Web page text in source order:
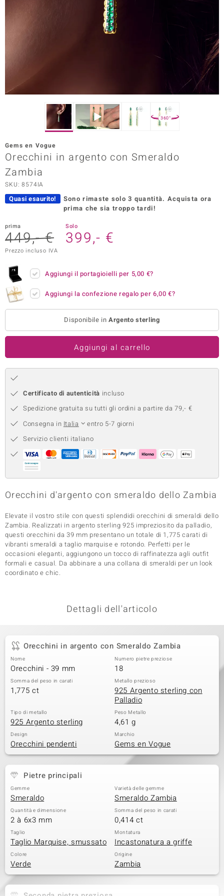
SELECTION
Paraíso
del Boss
Collection
Classics
360°
Gems en Vogue
Orecchini in argento con Smeraldo
Zambia
SKU: 8574IA
Quasi esaurito! Sono rimaste solo 3 quantità. Acquista ora
prima che sia troppo tardi!
prima
449,- €
Solo
399,- €
Prezzo incluso IVA
Aggiungi il portagioielli per 5,00 €?
Aggiungi la confezione regalo per6,00 €?
Disponibile inArgento sterling
Aggiungi al carrello
Certificato di autenticità incluso
Spedizione gratuita su tutti gli ordini a partire da 79,- €
Consegna in Italia
entro 5-7 giorni
Servizio clienti italiano
Orecchini d'argento con smeraldo dello Zambia
Elevate il vostro stile con questi splendidi orecchini di smeraldi dello
Zambia. Realizzati in argento sterling 925 impreziosito da palladio,
questi orecchini da 39 mm presentano un totale di 1,775 carati di
vibranti smeraldi a taglio marquise e rotondo. Perfetti per le
occasioni eleganti, aggiungono un tocco di raffinatezza agli outfit
formali e casual. Da abbinare a una collana di smeraldi per un look
coordinato e chic.
Dettagli dell'articolo
Orecchini in argento con Smeraldo Zambia
Nome
Orecchini - 39 mm
Numero pietre preziose
18
Somma del peso in carati
1,775 ct
Metallo prezioso
925 Argento sterling con
Palladio
Tipo di metallo
925 Argento sterling
Peso Metallo
4,61 g
Design
Orecchini pendenti
Marchio
Gems en Vogue
Pietre principali
Gemme
Smeraldo
Varietà delle gemme
Smeraldo Zambia
Quantità e dimensione
2 à 6x3 mm
Somma del peso in carati
0,414 ct
Taglio
Taglio Marquise, smussato
Montatura
Incastonatura a griffe
Colore
Verde
Origine
Zambia